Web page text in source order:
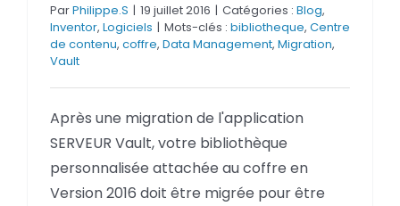
ParPhilippe.S | 19 juillet 2016 | Catégories : Blog,
Inventor, Logiciels | Mots-clés : bibliotheque, Centre
de contenu, coffre, Data Management, Migration,
Vault
Après une migration de l'application
SERVEUR Vault, votre bibliothèque
personnalisée attachée au coffre en
Version 2016 doit être migrée pour être